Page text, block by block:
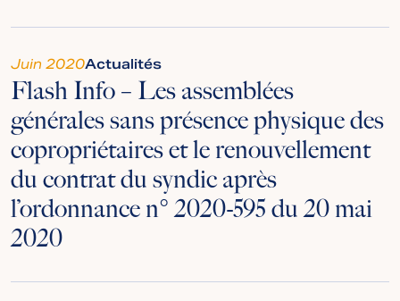
Juin 2020Actualités
Flash Info – Les assemblées
générales sans présence physique des
copropriétaires et le renouvellement
du contrat du syndic après
l’ordonnance n° 2020-595 du 20 mai
2020